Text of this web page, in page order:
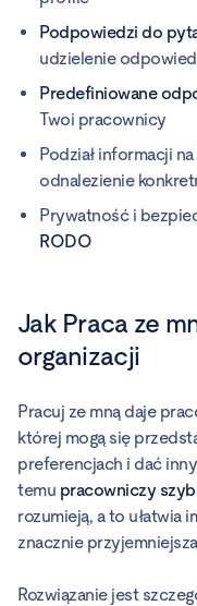
Podpowiedzi do
udzielenie
Predefiniowane
Twoi pracownicy
Podział informacji na
odnalezienie
Prywatność i
RODO
Jak Praca ze
organizacji
Pracuj ze mną daje
której mogą się
preferencjach i dać
temu pracowniczy
rozumieją, a to ułatwia
znacznie
Rozwiązanie jest